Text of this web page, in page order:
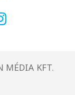
MÉDIA KFT.